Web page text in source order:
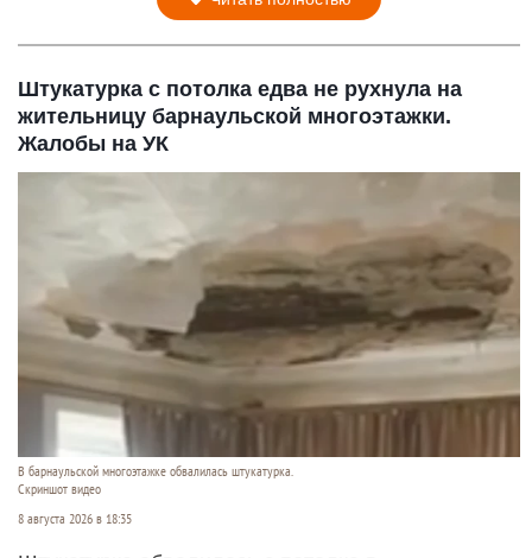
Штукатурка с потолка едва не рухнула на
жительницу барнаульской многоэтажки.
Жалобы на УК
В барнаульской многоэтажке обвалилась штукатурка.
Скриншот видео
8 августа 2026 в 18:35